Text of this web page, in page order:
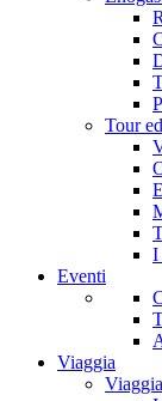
Tour
I
Eventi
Viaggia
Viaggia